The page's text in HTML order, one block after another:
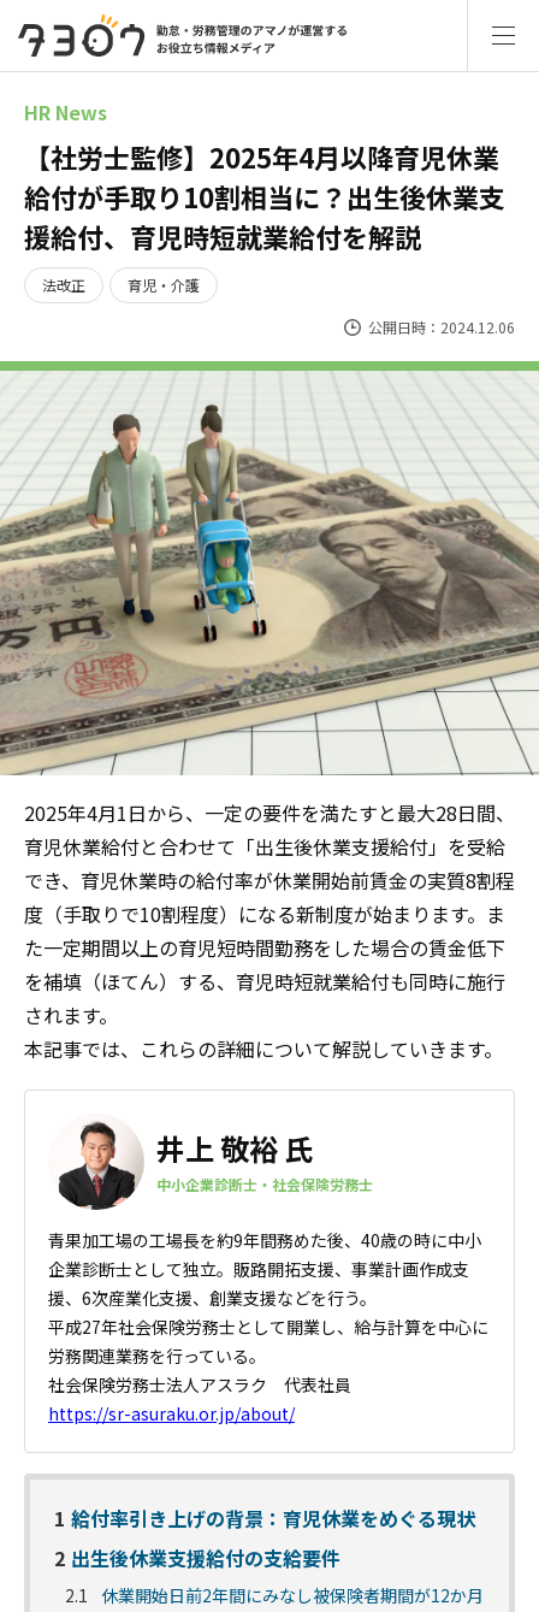
HR News
【社労士監修】2025年4月以降育児休業
給付が手取り10割相当に？出生後休業支
援給付、育児時短就業給付を解説
法改正 育児・介護
公開日時：2024.12.06
2025年4月1日から、一定の要件を満たすと最大28日間、
育児休業給付と合わせて「出生後休業支援給付」を受給
でき、育児休業時の給付率が休業開始前賃金の実質8割程
度（手取りで10割程度）になる新制度が始まります。ま
た一定期間以上の育児短時間勤務をした場合の賃金低下
を補填（ほてん）する、育児時短就業給付も同時に施行
されます。
本記事では、これらの詳細について解説していきます。
井上 敬裕 氏
中小企業診断士・社会保険労務士
青果加工場の工場長を約9年間務めた後、40歳の時に中小
企業診断士として独立。販路開拓支援、事業計画作成支
援、6次産業化支援、 創業支援などを行う。
平成27年社会保険労務士として開業し、給与計算を中心に
労務関連業務を行っている。
社会保険労務士法人アスラク 代表社員
https://sr-asuraku.or.jp/about/
1 給付率引き上げの背景：育児休業をめぐる現状
2 出生後休業支援給付の支給要件
2.1 休業開始日前2年間にみなし被保険者期間が12か月